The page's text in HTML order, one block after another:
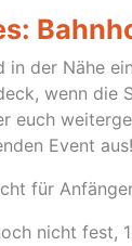
in der Nähe
wenn die
euch
Event aus!
für
nicht fest,